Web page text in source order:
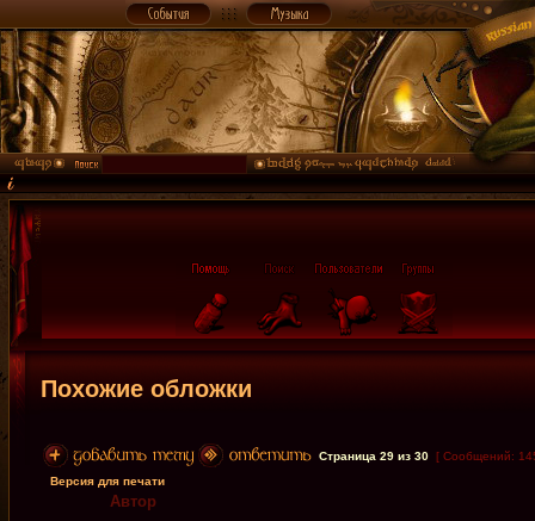
Похожие обложки
Страница 29 из 30 [ Сообщений:
Версия для печати
Автор